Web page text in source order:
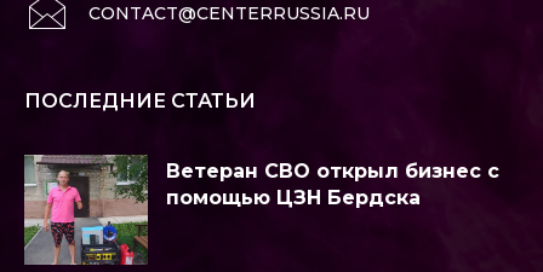
CONTACT@CENTERRUSSIA.RU
ПОСЛЕДНИЕ СТАТЬИ
Ветеран СВО открыл бизнес с
помощью ЦЗН Бердска